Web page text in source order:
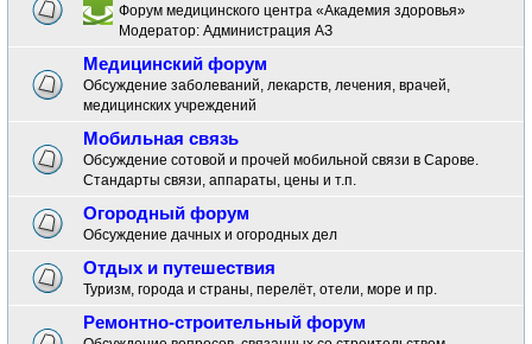
Форум медицинского центра «Академия здоровья»
Модератор: Администрация АЗ
Медицинский форум
Обсуждение заболеваний, лекарств, лечения, врачей,
медицинских учреждений
Мобильная связь
Обсуждение сотовой и прочей мобильной связи в Сарове.
Стандарты связи, аппараты, цены и т.п.
Огородный форум
Обсуждение дачных и огородных дел
Отдых и путешествия
Туризм, города и страны, перелёт, отели, море и пр.
Ремонтно-строительный форум